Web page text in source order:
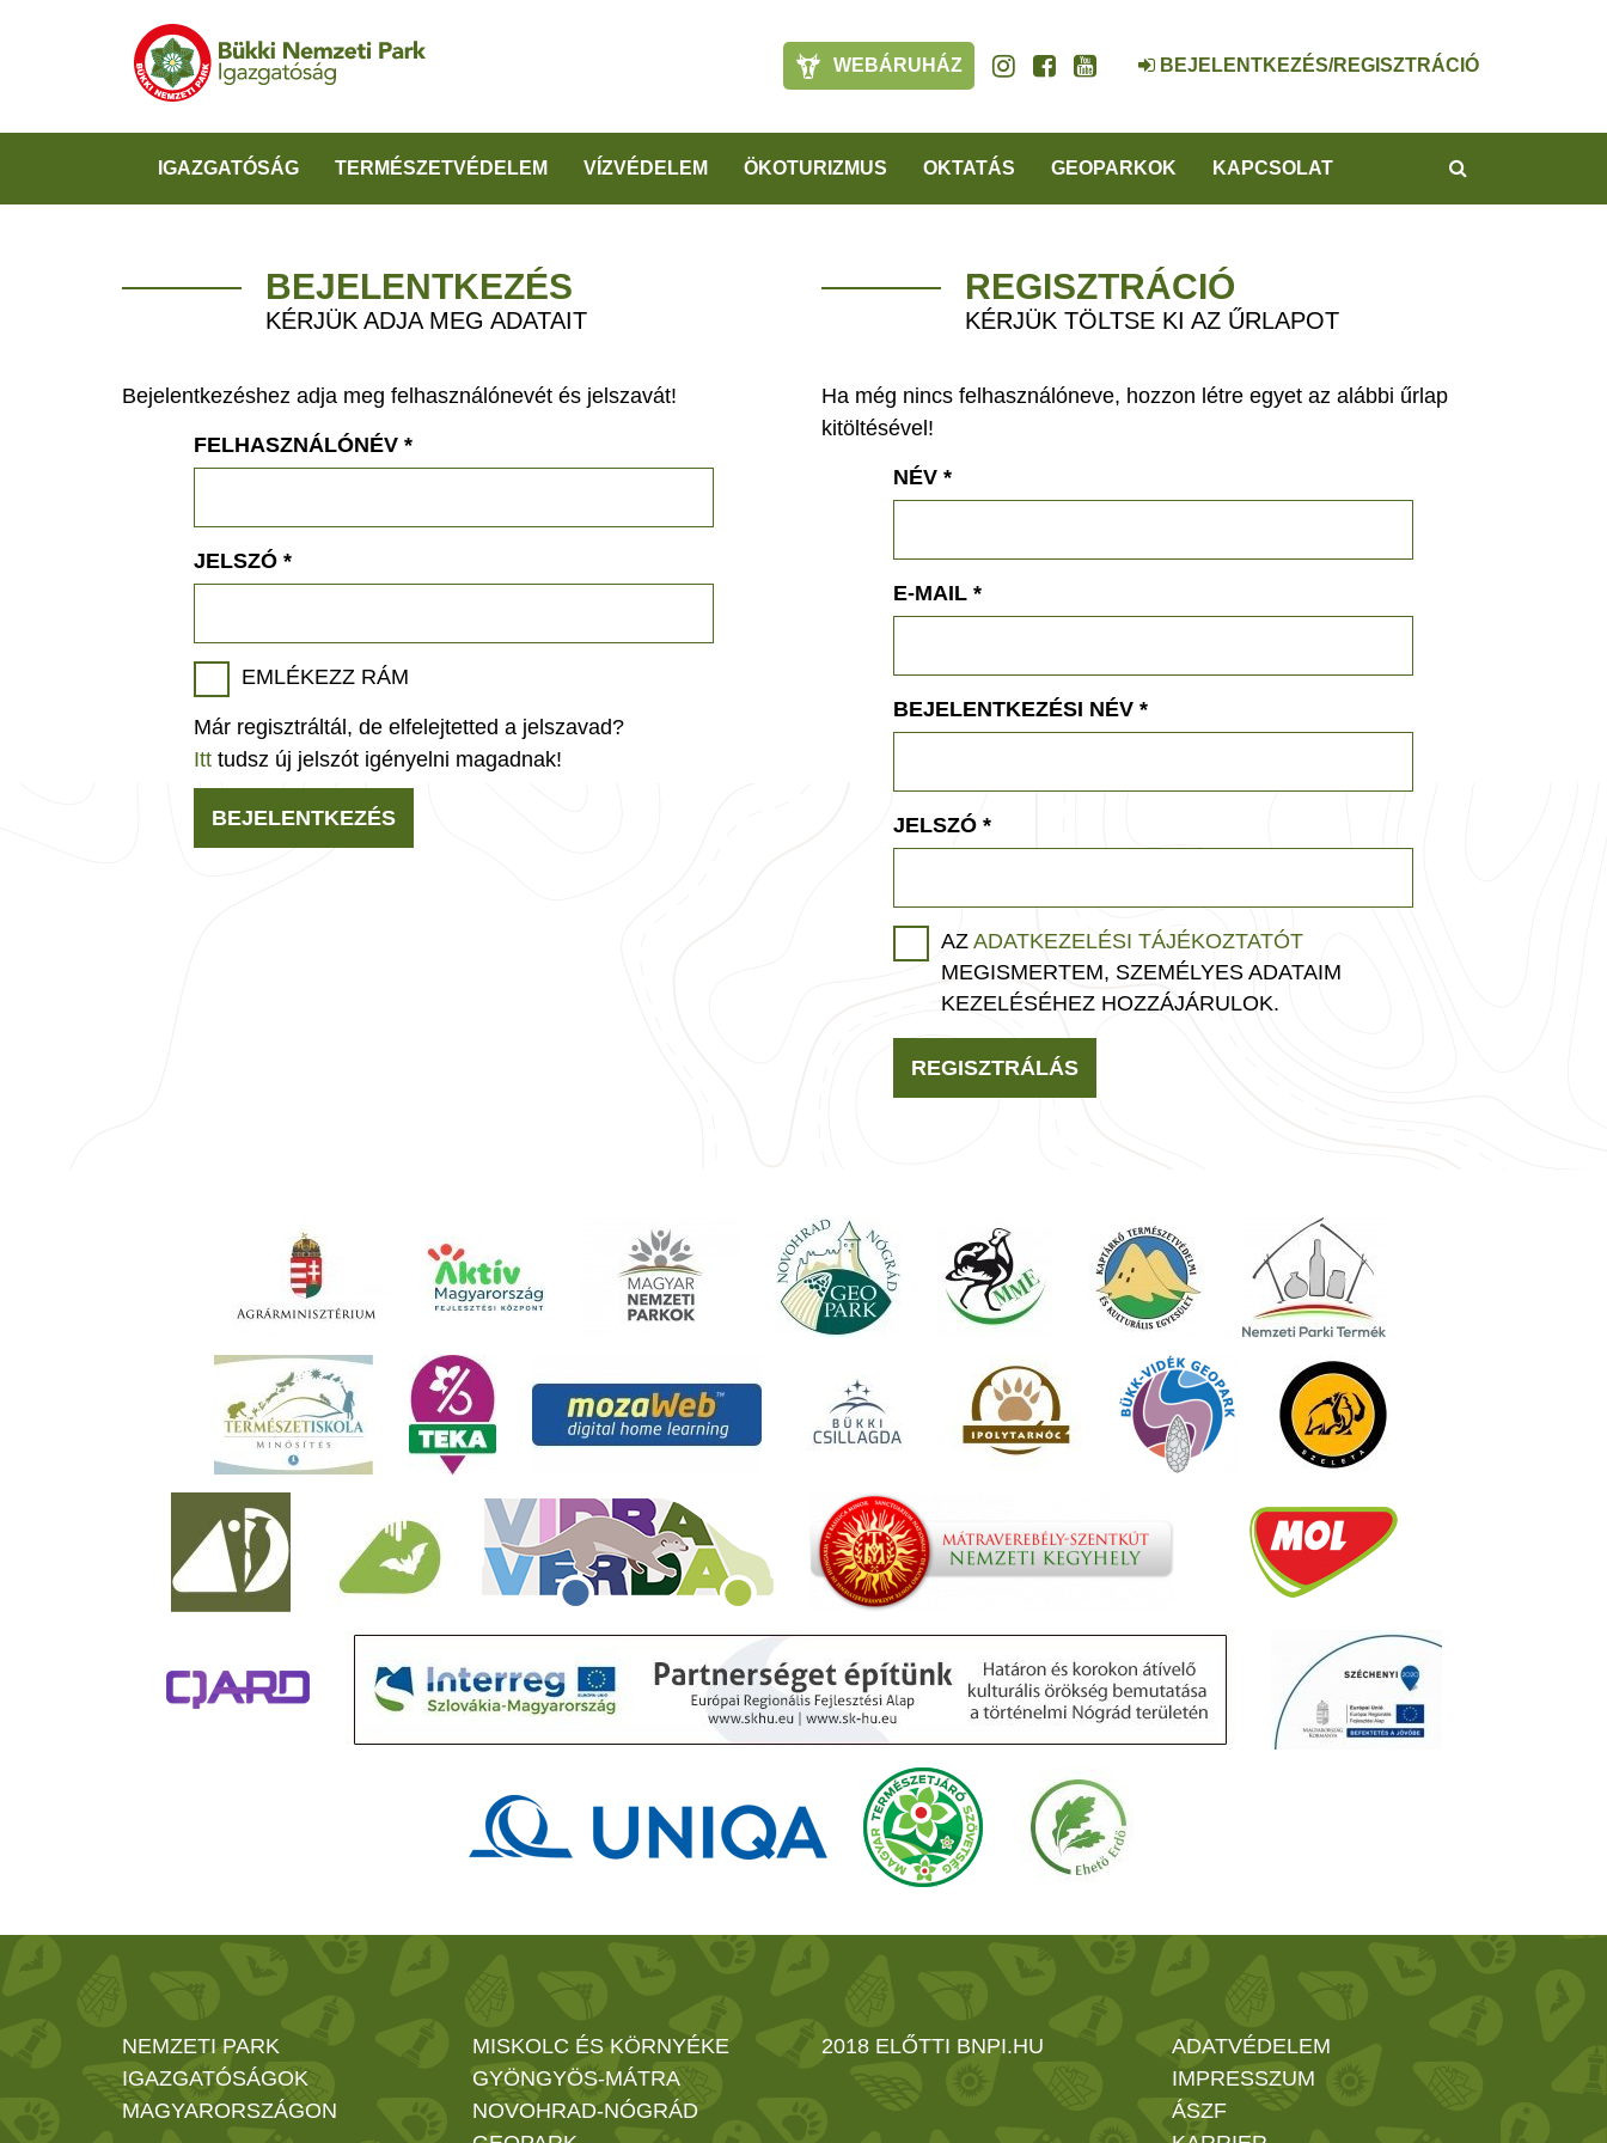
WEBÁRUHÁZ BEJELENTKEZÉS/REGISZTRÁCIÓ
IGAZGATÓSÁG TERMÉSZETVÉDELEM VÍZVÉDELEM ÖKOTURIZMUS OKTATÁS GEOPARKOK KAPCSOLAT
BEJELENTKEZÉS
KÉRJÜK ADJA MEG ADATAIT
Bejelentkezéshez adja meg felhasználónevét és jelszavát!
FELHASZNÁLÓNÉV *
JELSZÓ *
EMLÉKEZZ RÁM
Már regisztráltál, de elfelejtetted a jelszavad?
Itt tudsz új jelszót igényelni magadnak!
BEJELENTKEZÉS
REGISZTRÁCIÓ
KÉRJÜK TÖLTSE KI AZ ŰRLAPOT
Ha még nincs felhasználóneve, hozzon létre egyet az alábbi űrlap
kitöltésével!
NÉV *
E-MAIL *
BEJELENTKEZÉSI NÉV *
JELSZÓ *
AZ ADATKEZELÉSI TÁJÉKOZTATÓT
MEGISMERTEM, SZEMÉLYES ADATAIM
KEZELÉSÉHEZ HOZZÁJÁRULOK.
REGISZTRÁLÁS
NEMZETI PARK
IGAZGATÓSÁGOK
MAGYARORSZÁGON
MISKOLC ÉS KÖRNYÉKE
GYÖNGYÖS-MÁTRA
NOVOHRAD-NÓGRÁD
2018 ELŐTTI BNPI.HU
ADATVÉDELEM
IMPRESSZUM
ÁSZF